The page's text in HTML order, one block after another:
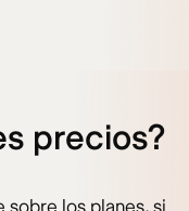
precios?